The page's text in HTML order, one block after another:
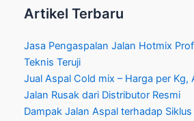
Artikel Terbaru
Jasa Pengaspalan Jalan Hotmix
Teknis Teruji
Jual Aspal Cold mix – Harga per Kg,
Jalan Rusak dari Distributor Resmi
Dampak Jalan Aspal terhadap